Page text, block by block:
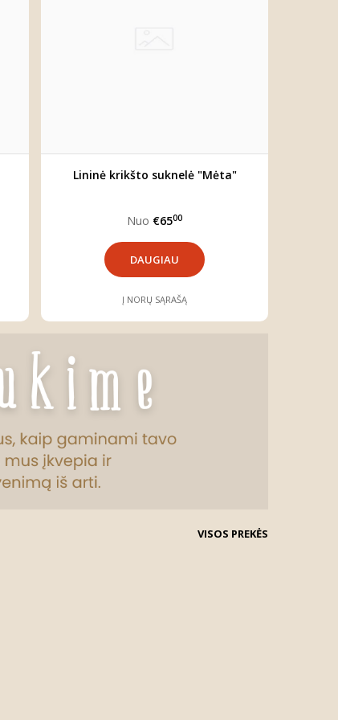
Lininė krikšto suknelė "Mėta"
Nuo €6500
DAUGIAU
Į NORŲ SĄRAŠĄ
VISOS PREKĖS